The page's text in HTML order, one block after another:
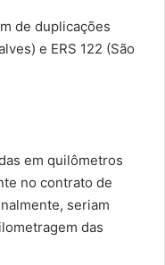
de duplicações
e ERS 122 (São
em quilômetros
no contrato de
seriam
das